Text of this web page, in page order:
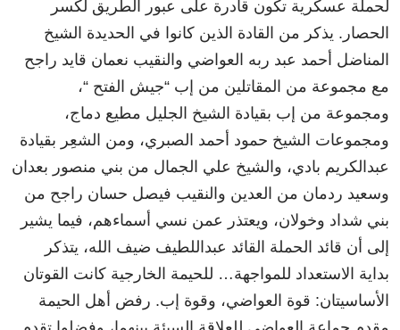
لحملة عسكرية تكون قادرة على عبور الطريق لكسر
الحصار. يذكر من القادة الذين كانوا في الحديدة الشيخ
المناضل أحمد عبد ربه العواضي والنقيب نعمان قايد راجح
مع مجموعة من المقاتلين من إب “جيش الفتح “،
ومجموعة من إب بقيادة الشيخ الجليل مطيع دماج،
ومجموعات الشيخ حمود أحمد الصبري، ومن الشعِر بقيادة
عبدالكريم بادي، والشيخ علي الجمال من بني منصور بعدان
وسعيد ردمان من العدين والنقيب فيصل حسان راجح من
بني شداد وخولان، ويعتذر عمن نسي أسماءهم، فيما يشير
إلى أن قائد الحملة القائد عبداللطيف ضيف الله، يتذكر
بداية الاستعداد للمواجهة… للحيمة الخارجية كانت القوتان
الأساسيتان: قوة العواضي، وقوة إب. رفض أهل الحيمة